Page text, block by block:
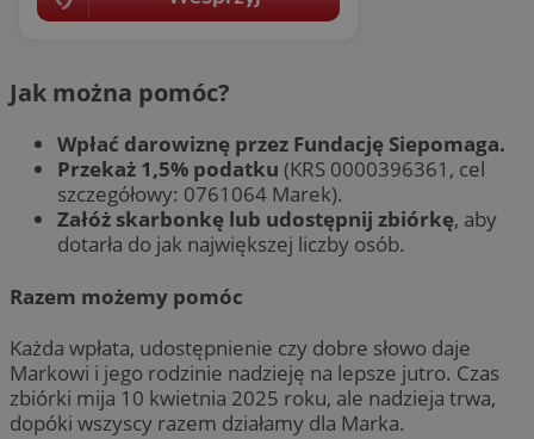
Jak można pomóc?
Wpłać darowiznę przez Fundację Siepomaga.
Przekaż 1,5% podatku (KRS 0000396361, cel
szczegółowy: 0761064 Marek).
Załóż skarbonkę lub udostępnij zbiórkę, aby
dotarła do jak największej liczby osób.
Razem możemy pomóc
Każda wpłata, udostępnienie czy dobre słowo daje
Markowi i jego rodzinie nadzieję na lepsze jutro. Czas
zbiórki mija 10 kwietnia 2025 roku, ale nadzieja trwa,
dopóki wszyscy razem działamy dla Marka.